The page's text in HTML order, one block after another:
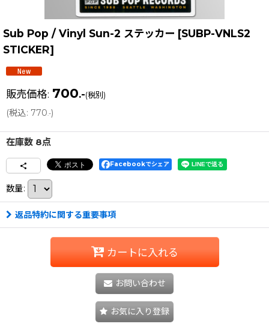
Sub Pop / Vinyl Sun-2 ステッカー [SUBP-VNLS2
STICKER]
販売価格: 700.-(税別)
(税込: 770.-)
在庫数 8点
Facebookでシェア
数量:
返品特約に関する重要事項
カートに入れる
お問い合わせ
お気に入り登録